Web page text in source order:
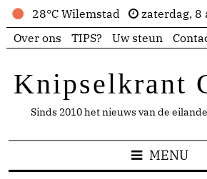
28°C Wilemstad
zaterdag, 8
Over ons
TIPS? Uw steun
Knipselkrant
Sinds 2010 het nieuws van de
MENU